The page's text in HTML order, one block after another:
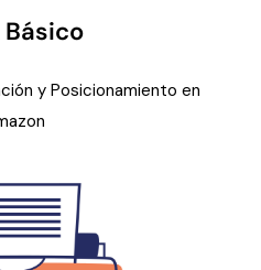
Básico
y Posicionamiento en